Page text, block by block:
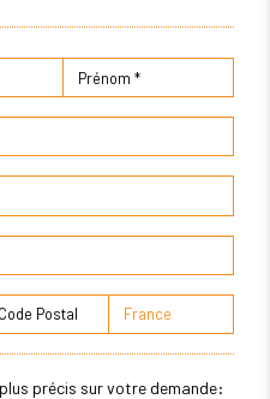
précis sur votre demande: